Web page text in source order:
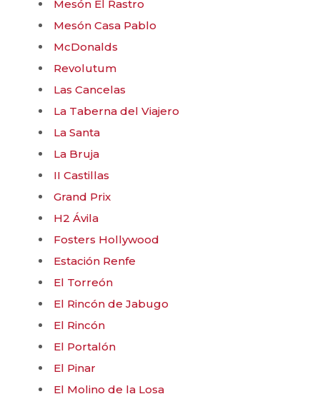
Mesón El Rastro
Mesón Casa Pablo
McDonalds
Revolutum
Las Cancelas
La Taberna del Viajero
La Santa
La Bruja
II Castillas
Grand Prix
H2 Ávila
Fosters Hollywood
Estación Renfe
El Torreón
El Rincón de Jabugo
El Rincón
El Portalón
El Pinar
El Molino de la Losa